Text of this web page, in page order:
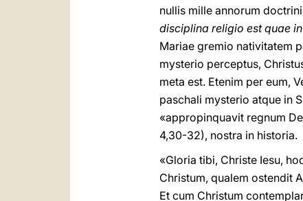
nullis mille annorum
disciplina religio est quae
Mariae gremio nativitatem
mysterio perceptus,
meta est. Etenim per eum,
paschali mysterio atque in
«appropinquavit regnum
4,30-32), nostra in historia.
«Gloria tibi, Christe Iesu,
Christum, qualem ostendit
Et cum Christum